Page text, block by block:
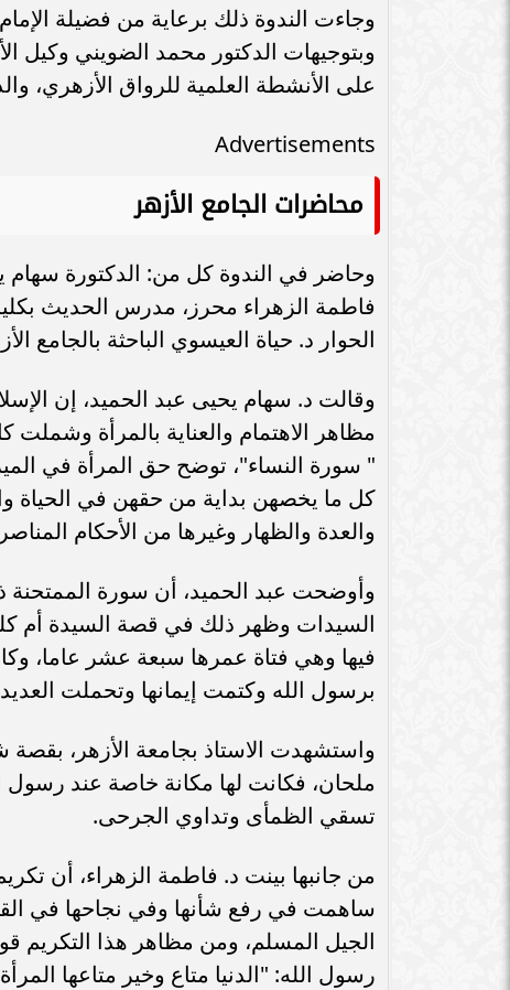
وجاءت الندوة ذلك برعاية من فضيلة
وبتوجيهات الدكتور محمد الضويني وكيل
على الأنشطة العلمية للرواق الأزهري،
Advertisements
محاضرات الجامع الأزهر
وحاضر في الندوة كل من: الدكتورة سهام
فاطمة الزهراء محرز، مدرس الحديث بكلية
الحوار د. حياة العيسوي الباحثة بالجامع
وقالت د. سهام يحيى عبد الحميد، إن
مظاهر الاهتمام والعناية بالمرأة
" سورة النساء"، توضح حق المرأة في
كل ما يخصهن بداية من حقهن في الحياة
والعدة والظهار وغيرها من الأحكام
وأوضحت عبد الحميد، أن سورة الممتحنة
السيدات وظهر ذلك في قصة السيدة أم
فيها وهي فتاة عمرها سبعة عشر عاما،
برسول الله وكتمت إيمانها وتحملت
واستشهدت الاستاذ بجامعة الأزهر،
ملحان، فكانت لها مكانة خاصة عند
تسقي الظمأى وتداوي الجرحى.
من جانبها بينت د. فاطمة الزهراء، أن
ساهمت في رفع شأنها وفي نجاحها في
الجيل المسلم، ومن مظاهر هذا التكريم
رسول الله: "الدنيا متاع وخير متاعها
سامر شقير: اتفاقيات السعودية وروسيا
الـ30 تمهد لاستثمارات استراتيجية واعدة
سامر شقير: